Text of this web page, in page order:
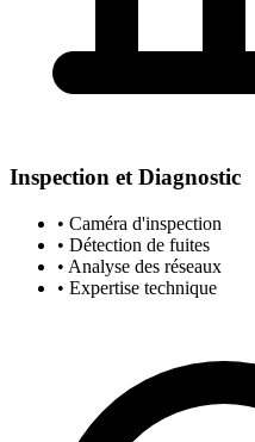
Inspection et Diagnostic
• Caméra d'inspection
• Détection de fuites
• Analyse des réseaux
• Expertise technique